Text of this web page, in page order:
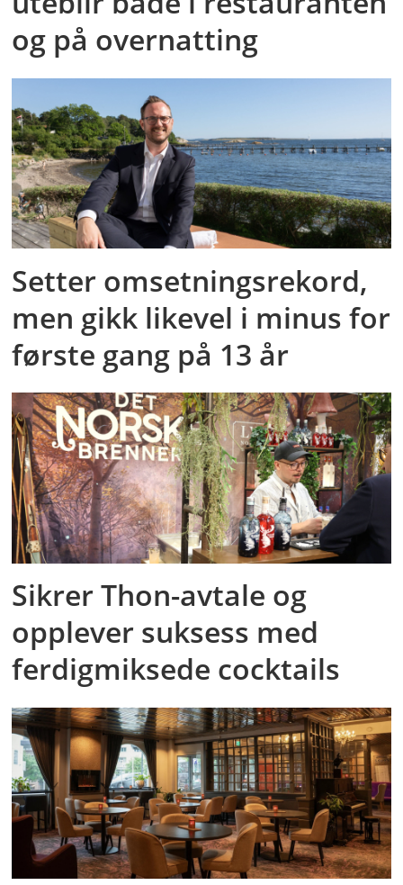
og på overnatting
Setter omsetningsrekord,
men gikk likevel i minus for
første gang på 13 år
Sikrer Thon-avtale og
opplever suksess med
ferdigmiksede cocktails